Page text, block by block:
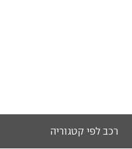
רכב לפי קטגוריה